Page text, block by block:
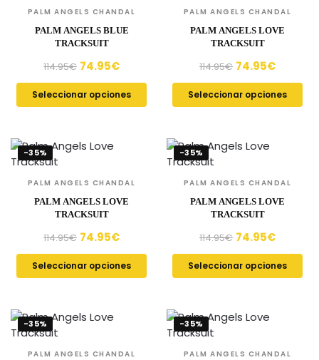
PALM ANGELS CHANDAL
PALM ANGELS BLUE
TRACKSUIT
114.95€ 74.95€
Seleccionar opciones
PALM ANGELS CHANDAL
PALM ANGELS LOVE
TRACKSUIT
114.95€ 74.95€
Seleccionar opciones
-35%
PALM ANGELS CHANDAL
PALM ANGELS LOVE
TRACKSUIT
114.95€ 74.95€
Seleccionar opciones
-35%
PALM ANGELS CHANDAL
PALM ANGELS LOVE
TRACKSUIT
114.95€ 74.95€
Seleccionar opciones
-35%
PALM ANGELS CHANDAL
-35%
PALM ANGELS CHANDAL